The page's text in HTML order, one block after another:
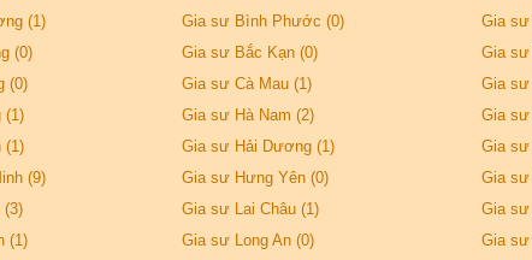
(1) Gia sư Bình Phước (0)
Gia sư
(0) Gia sư Bắc Kạn (0)
Gia sư
(0) Gia sư Cà Mau (1)
Gia sư
(1) Gia sư Hà Nam (2)
Gia sư
(1) Gia sư Hải Dương (1)
Gia sư
(9) Gia sư Hưng Yên (0)
Gia sư
Gia sư Lai Châu (1)
Gia sư
(1) Gia sư Long An (0) Gia sư